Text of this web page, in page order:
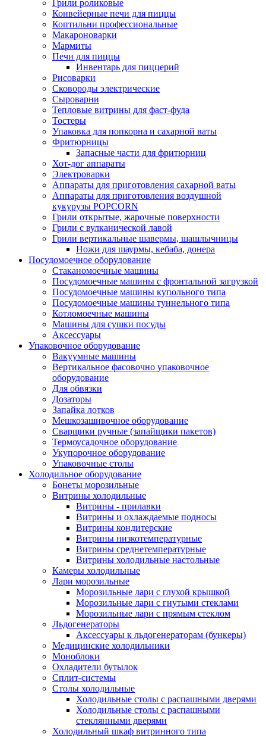
Грили роликовые
Конвейерные печи для пиццы
Коптильни профессиональные
Макароноварки
Мармиты
Печи для пиццы
Инвентарь для пиццерий
Рисоварки
Сковороды электрические
Сыроварни
Тепловые витрины для фаст-фуда
Тостеры
Упаковка для попкорна и сахарной ваты
Фритюрницы
Запасные части для фритюрниц
Хот-дог аппараты
Электроварки
Аппараты для приготовления сахарной ваты
Аппараты для приготовления воздушной
кукурузы POPCORN
Грили открытые, жарочные поверхности
Грили с вулканической лавой
Грили вертикальные шавермы, шашлычницы
Ножи для шаурмы, кебаба, донера
Посудомоечное оборудование
Стаканомоечные машины
Посудомоечные машины с фронтальной загрузкой
Посудомоечные машины купольного типа
Посудомоечные машины туннельного типа
Котломоечные машины
Машины для сушки посуды
Аксессуары
Упаковочное оборудование
Вакуумные машины
Вертикальное фасовочно упаковочное
оборудование
Для обвязки
Дозаторы
Запайка лотков
Мешкозашивочное оборудование
Сварщики ручные (запайщики пакетов)
Термоусадочное оборудование
Укупорочное оборудование
Упаковочные столы
Холодильное оборудование
Бонеты морозильные
Витрины холодильные
Витрины - прилавки
Витрины и охлаждаемые подносы
Витрины кондитерские
Витрины низкотемпературные
Витрины среднетемпературные
Витрины холодильные настольные
Камеры холодильные
Лари морозильные
Морозильные лари с глухой крышкой
Морозильные лари с гнутыми стеклами
Морозильные лари с прямым стеклом
Льдогенераторы
Аксессуары к льдогенераторам (бункеры)
Медицинские холодильники
Моноблоки
Охладители бутылок
Сплит-системы
Столы холодильные
Холодильные столы с распашными дверями
Холодильные столы с распашными
стеклянными дверями
Холодильный шкаф витринного типа